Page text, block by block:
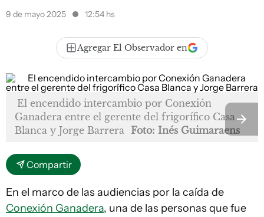
9 de mayo 2025 12:54 hs
Agregar El Observador en
El encendido intercambio por Conexión
Ganadera entre el gerente del frigorífico Casa
Blanca y Jorge Barrera Foto: Inés Guimaraens
Compartir
En el marco de las audiencias por la caída de
Conexión Ganadera, una de las personas que fue